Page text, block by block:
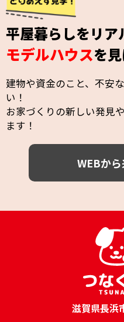
平屋暮らしをリア
モデルハウスを
建物や資金のこと、不安
い！
お家づくりの新しい発見
ます！
WEBか
滋賀県長浜